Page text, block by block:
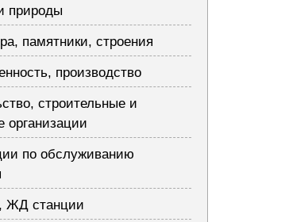
природы
памятники, строения
производство
строительные и
организации
по обслуживанию
ЖД станции